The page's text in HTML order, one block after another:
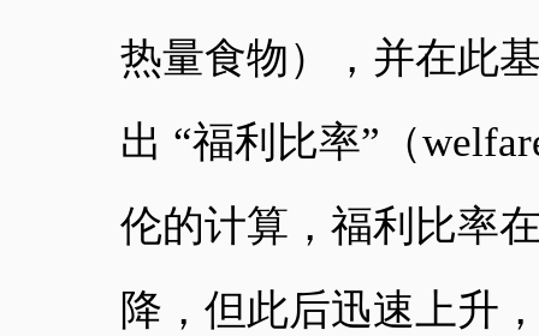
热量食物），并在此
出 “福利比率”（
伦的计算，福利比率
降，但此后迅速上升